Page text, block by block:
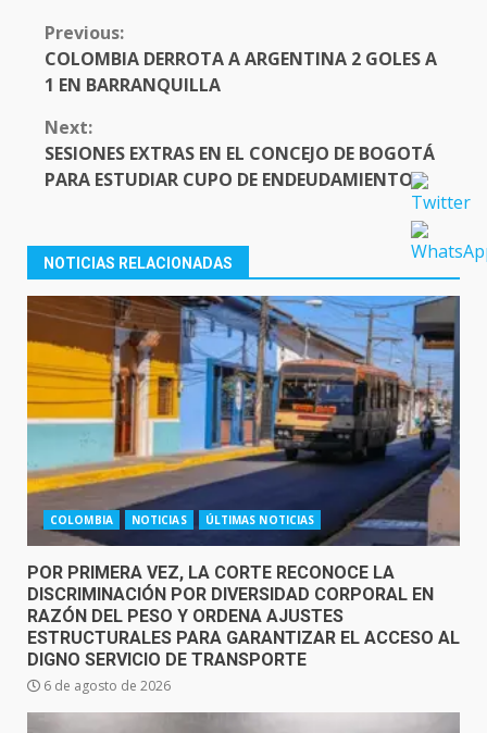
CONTINUE
READING
Previous:
COLOMBIA DERROTA A ARGENTINA 2 GOLES A
1 EN BARRANQUILLA
Next:
SESIONES EXTRAS EN EL CONCEJO DE BOGOTÁ
PARA ESTUDIAR CUPO DE ENDEUDAMIENTO
NOTICIAS RELACIONADAS
COLOMBIA NOTICIAS ÚLTIMAS NOTICIAS
POR PRIMERA VEZ, LA CORTE RECONOCE LA
DISCRIMINACIÓN POR DIVERSIDAD CORPORAL EN
RAZÓN DEL PESO Y ORDENA AJUSTES
ESTRUCTURALES PARA GARANTIZAR EL ACCESO AL
DIGNO SERVICIO DE TRANSPORTE
6 de agosto de 2026